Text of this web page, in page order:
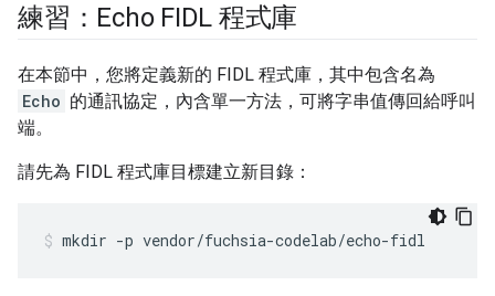
練習：Echo FIDL 程式庫
在本節中，您將定義新的 FIDL 程式庫，其中包含名為
Echo 的通訊協定，內含單一方法，可將字串值傳回給呼叫
端。
請先為 FIDL 程式庫目標建立新目錄：
mkdir -p vendor/fuchsia-codelab/echo-fidl